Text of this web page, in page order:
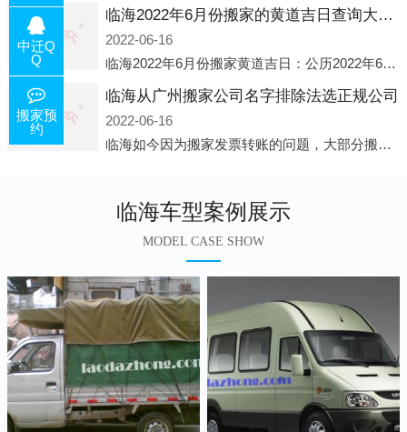
临海2022年6月份搬家的黄道吉日查询大全一览表哪天适合搬家好日子
2022-06-16
临海2022年6月份搬家黄道吉日：公历2022年6月1日 农历五月初三 星期三 冲兔(己卯)公历2022年6月4日 农历五月初六 星期六 冲马(壬午)公历2022年6月8日 农历五月初十 星期三 冲狗(丙
临海从广州搬家公司名字排除法选正规公司
2022-06-16
临海如今因为搬家发票转账的问题，大部分搬家公司都已经注册了营业执照，早5年前基本上所谓的搬家公司都是无注册状态也就是无照营业，由于企业注册量大增所以各种企业信息展示平台如雨后春笋般遍地开花，如：天眼查，企
临海车型案例展示
MODEL CASE SHOW
中迁Q
Q
搬家预
约